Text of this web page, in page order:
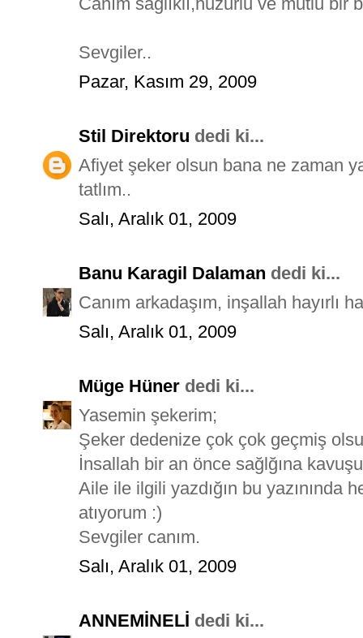
Sevgiler..
Pazar, Kasım 29, 2009
Stil Direktoru dedi ki...
Afiyet şeker olsun bana ne zaman
tatlım..
Salı, Aralık 01, 2009
Banu Karagil Dalaman dedi ki...
Canım arkadaşım, inşallah hayırlı
Salı, Aralık 01, 2009
Müge Hüner dedi ki...
Yasemin şekerim;
Şeker dedenize çok çok geçmiş
İnsallah bir an önce sağlğına
Aile ile ilgili yazdığın bu yazınında
atıyorum :)
Sevgiler canım.
Salı, Aralık 01, 2009
ANNEMİNELİ dedi ki...